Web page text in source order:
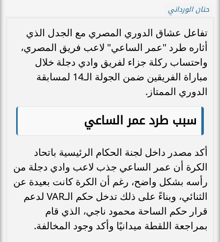
حنان الورداني
تفاعل عشاق الدوري المصري مع الجدل الذي
أثاره طرد "عمر الساعي" لاعب فريق المصري،
واحتساب ركلة جزاء لفريق وادي دجلة خلال
مباراة الفريقين ضمن الجولة الـ14 لمسابقة
الدوري الممتاز.
سبب طرد عمر الساعي
أكد مصدر داخل لجنة الحكام الرئيسية باتحاد
الكرة أن عمر الساعي جذب لاعب وادي دجلة من
رأسه بشكل واضح، رغم أن الكرة كانت بعيدة عن
الثنائي، وبناءً على ذلك تدخل حكم الـVAR لدعم
قرار حكم الساحة محمود ناجي، الذي قام
بمراجعة اللقطة ميدانيًا وأكد وجود المخالفة.